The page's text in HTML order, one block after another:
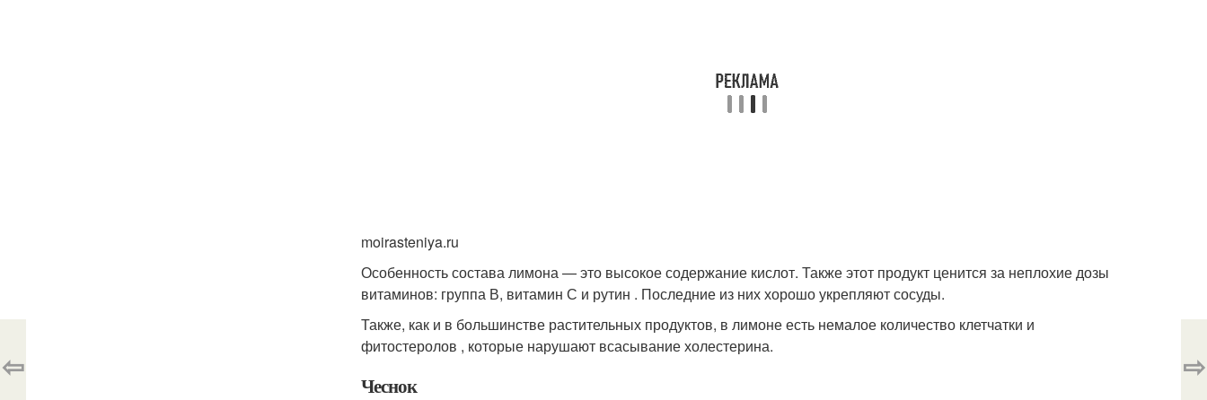
moirasteniya.ru
Особенность состава лимона — это высокое содержание кислот. Также этот продукт ценится за неплохие дозы
витаминов: группа В, витамин С и рутин . Последние из них хорошо укрепляют сосуды.
Также, как и в большинстве растительных продуктов, в лимоне есть немалое количество клетчатки и
фитостеролов , которые нарушают всасывание холестерина.
Чеснок
⇦ ⇨